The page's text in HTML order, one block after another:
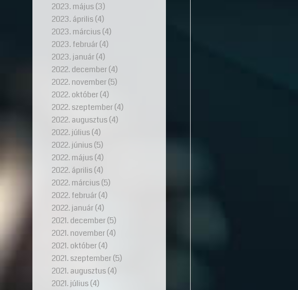
2023. május(3)
2023. április(4)
2023. március(4)
2023. február(4)
2023. január(4)
2022. december(4)
2022. november(5)
2022. október(4)
2022. szeptember(4)
2022. augusztus(4)
2022. július(4)
2022. június(5)
2022. május(4)
2022. április(4)
2022. március(5)
2022. február(4)
2022. január(4)
2021. december(5)
2021. november(4)
2021. október(4)
2021. szeptember(5)
2021. augusztus(4)
2021. július(4)